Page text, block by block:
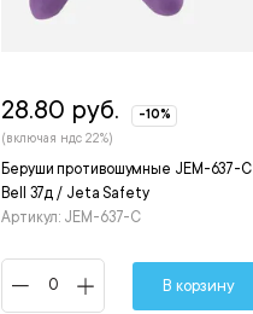
Беруши противошумные JEM-637-C
Bell 37д / Jeta Safety
Артикул: JEM-637-C
28.80 руб.
-10%
(включая ндс 22%)
В корзину